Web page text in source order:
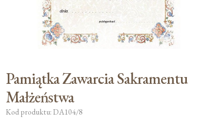
Pamiątka Zawarcia Sakramentu
Małżeństwa
Kod produktu: DA104/8